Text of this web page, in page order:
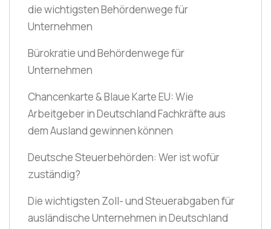
die wichtigsten Behördenwege für
Unternehmen
Bürokratie und Behördenwege für
Unternehmen
Chancenkarte & Blaue Karte EU: Wie
Arbeitgeber in Deutschland Fachkräfte aus
dem Ausland gewinnen können
Deutsche Steuerbehörden: Wer ist wofür
zuständig?
Die wichtigsten Zoll- und Steuerabgaben für
ausländische Unternehmen in Deutschland